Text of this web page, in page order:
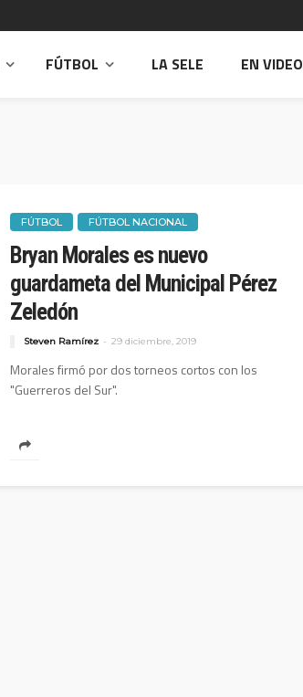
FÚTBOL LA SELE EN VIDEO
FÚTBOL FÚTBOL NACIONAL
Bryan Morales es nuevo
guardameta del Municipal Pérez
Zeledón
Steven Ramírez 29 diciembre, 2019
Morales firmó por dos torneos cortos con los
"Guerreros del Sur".